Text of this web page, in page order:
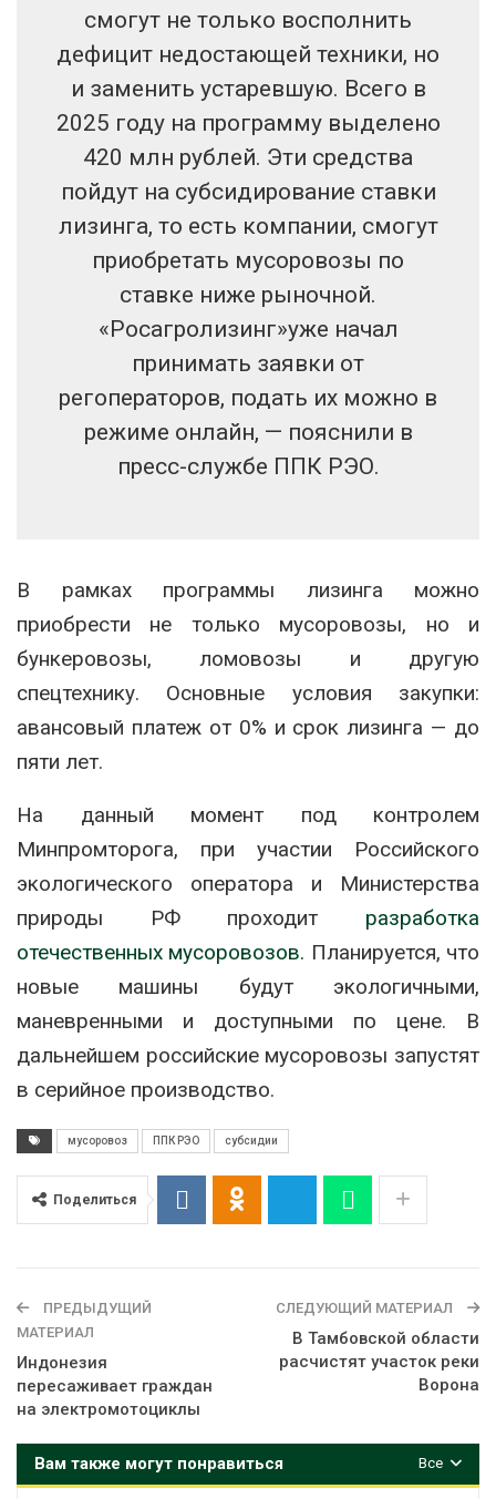
смогут не только восполнить
дефицит недостающей техники, но
и заменить устаревшую. Всего в
2025 году на программу выделено
420 млн рублей. Эти средства
пойдут на субсидирование ставки
лизинга, то есть компании, смогут
приобретать мусоровозы по
ставке ниже рыночной.
«Росагролизинг»уже начал
принимать заявки от
регоператоров, подать их можно в
режиме онлайн, — пояснили в
пресс-службе ППК РЭО.
В рамках программы лизинга можно
приобрести не только мусоровозы, но и
бункеровозы, ломовозы и другую
спецтехнику. Основные условия закупки:
авансовый платеж от 0% и срок лизинга — до
пяти лет.
На данный момент под контролем
Минпромторога, при участии Российского
экологического оператора и Министерства
природы РФ проходит разработка
отечественных мусоровозов. Планируется, что
новые машины будут экологичными,
маневренными и доступными по цене. В
дальнейшем российские мусоровозы запустят
в серийное производство.
мусоровоз ППК РЭО субсидии
Поделиться
ПРЕДЫДУЩИЙ
МАТЕРИАЛ
Индонезия
пересаживает граждан
на электромотоциклы
СЛЕДУЮЩИЙ МАТЕРИАЛ
В Тамбовской области
расчистят участок реки
Ворона
Все
Вам также могут понравиться